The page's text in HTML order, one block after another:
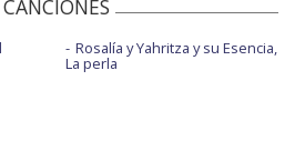
CANCIONES
Rosalía y Yahritza y su Esencia,
La perla